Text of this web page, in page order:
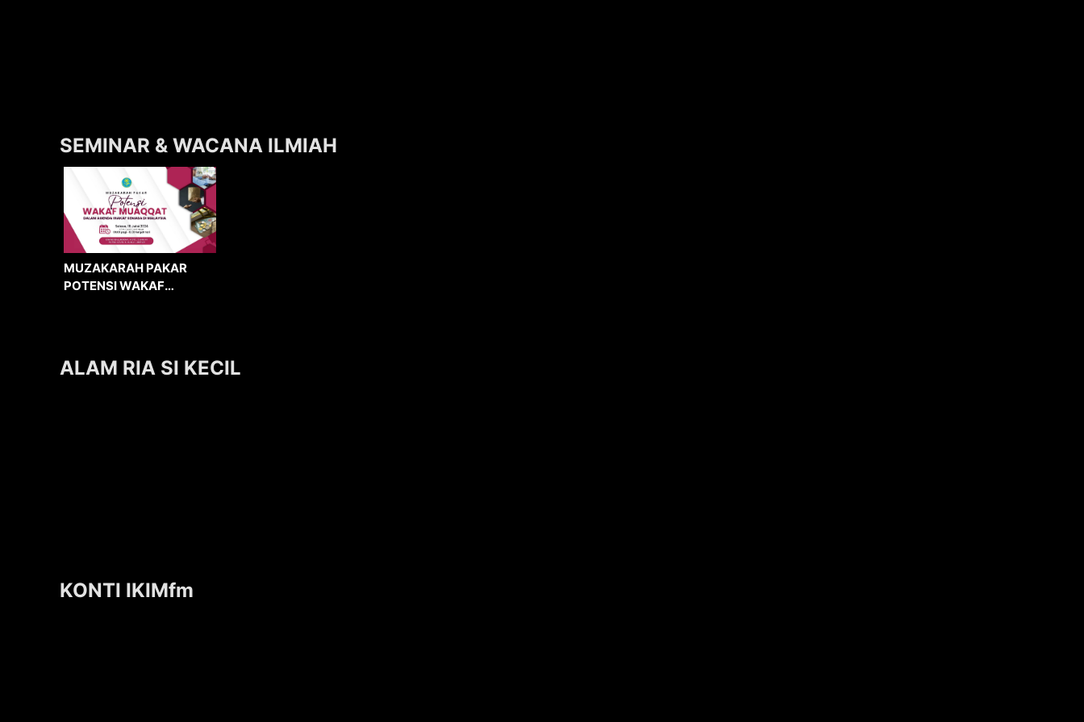
SEMINAR & WACANA ILMIAH
MUZAKARAH PAKAR
POTENSI WAKAF
ALAM RIA SI KECIL
KONTI IKIMfm